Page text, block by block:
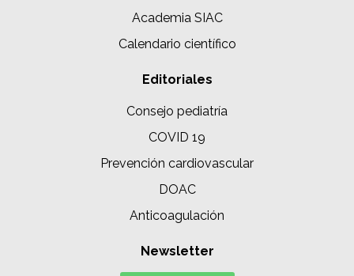
Academia SIAC
Calendario científico
Editoriales
Consejo pediatría
COVID 19
Prevención cardiovascular
DOAC
Anticoagulación
Newsletter